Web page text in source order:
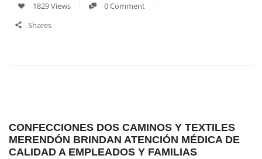
1829 Views
0 Comment
Shares
CONFECCIONES DOS CAMINOS Y TEXTILES
MERENDÓN BRINDAN ATENCIÓN MÉDICA DE
CALIDAD A EMPLEADOS Y FAMILIAS